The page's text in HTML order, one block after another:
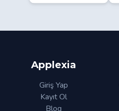
Applexia
Giriş Yap
Kayıt Ol
Blog